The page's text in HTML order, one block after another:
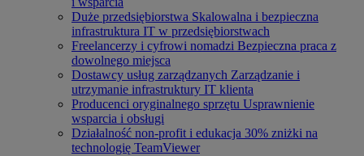
Duże przedsiębiorstwa Skalowalna i bezpieczna
infrastruktura IT w przedsiębiorstwach
Freelancerzy i cyfrowi nomadzi Bezpieczna praca z
dowolnego miejsca
Dostawcy usług zarządzanych Zarządzanie i
utrzymanie infrastruktury IT klienta
Producenci oryginalnego sprzętu Usprawnienie
wsparcia i obsługi
Działalność non-profit i edukacja 30% zniżki na
technologię TeamViewer